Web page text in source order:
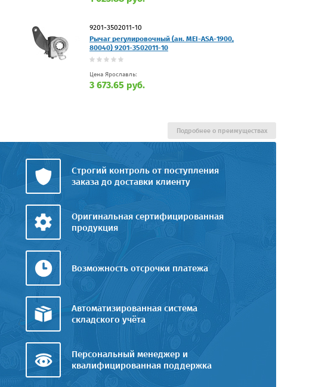
9201-3502011-10
Рычаг регулировочный (ан. MEI-ASA-1900,
80040) 9201-3502011-10
Цена Ярославль:
3 673.65 руб.
Строгий контроль от поступления
заказа до доставки клиенту
Оригинальная сертифицированная
продукция
Возможность отсрочки платежа
Автоматизированная система
складского учёта
Персональный менеджер и
квалифицированная поддержка
Подробнее о преимуществах